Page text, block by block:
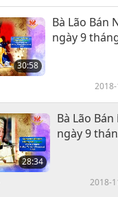
30:58
Bà Lão Bán
ngày 9
28:34
Bà Lão
ngày 9
2018-